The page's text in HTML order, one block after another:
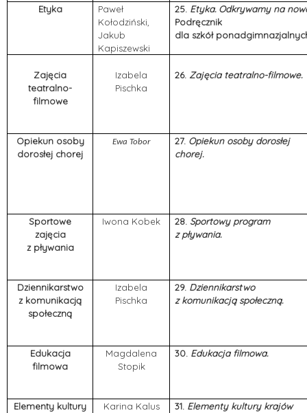
Etyka
Paweł
Kołodziński,
Jakub
Kapiszewski
25. Etyka. Odkrywamy na
Podręcznik
dla szkół
Zajęcia
teatralno-
filmowe
Izabela
Pischka
26. Zajęcia teatralno-filmowe.
Opiekun osoby
dorosłej chorej
Ewa Tobor 27. Opiekun osoby dorosłej
chorej.
Sportowe
zajęcia
z pływania
Iwona Kobek 28. Sportowy program
z pływania.
Dziennikarstwo
z komunikacją
społeczną
Izabela
Pischka
29. Dziennikarstwo
z komunikacją społeczną.
Edukacja
filmowa
Magdalena
Stopik
30. Edukacja filmowa.
Elementy kultury
Karina Kalus
31. Elementy kultury krajów